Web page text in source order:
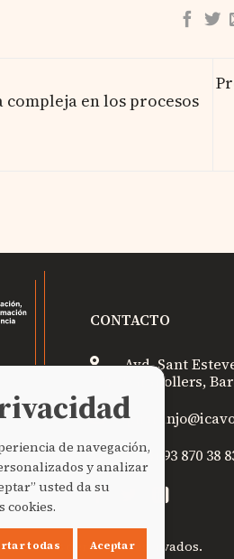
en los procesos
CONTACTO
Avd. Sant
08402 Granollers,
(+34) 93 870 38
Todos los derechos reservados.
de navegación,
y analizar
usted da su
cookies.
todas Aceptar